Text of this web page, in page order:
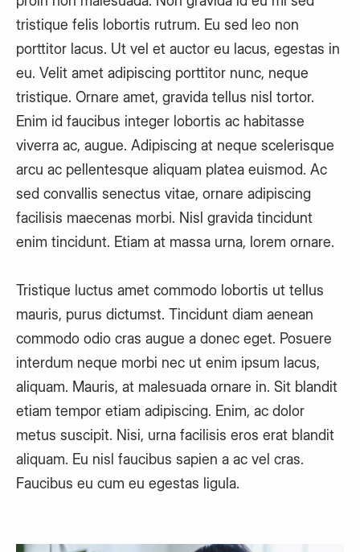
tristique felis lobortis rutrum. Eu sed leo non
porttitor lacus. Ut vel et auctor eu lacus, egestas in
eu. Velit amet adipiscing porttitor nunc, neque
tristique. Ornare amet, gravida tellus nisl tortor.
Enim id faucibus integer lobortis ac habitasse
viverra ac, augue. Adipiscing at neque scelerisque
arcu ac pellentesque aliquam platea euismod. Ac
sed convallis senectus vitae, ornare adipiscing
facilisis maecenas morbi. Nisl gravida tincidunt
enim tincidunt. Etiam at massa urna, lorem ornare.
Tristique luctus amet commodo lobortis ut tellus
mauris, purus dictumst. Tincidunt diam aenean
commodo odio cras augue a donec eget. Posuere
interdum neque morbi nec ut enim ipsum lacus,
aliquam. Mauris, at malesuada ornare in. Sit blandit
etiam tempor etiam adipiscing. Enim, ac dolor
metus suscipit. Nisi, urna facilisis eros erat blandit
aliquam. Eu nisl faucibus sapien a ac vel cras.
Faucibus eu cum eu egestas ligula.